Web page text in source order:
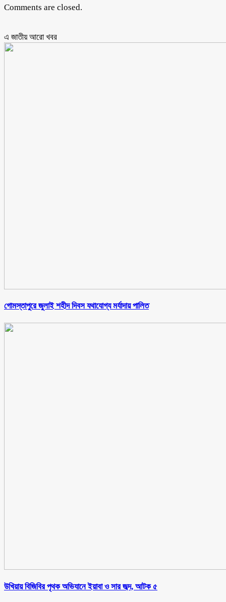
Comments are closed.
এ জাতীয় আরো ‍খবর
গোমস্তাপুরে জুলাই শহীদ দিবস যথাযোগ্য মর্যাদায় পালিত
উখিয়ায় বিজিবির পৃথক অভিযানে ইয়াবা ও সার জব্দ, আটক ৫